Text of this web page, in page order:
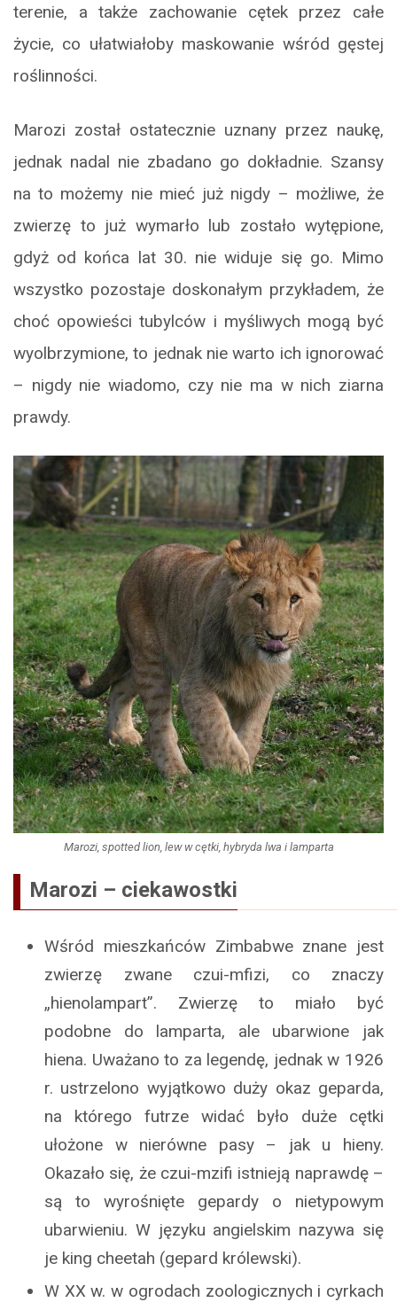
terenie, a także zachowanie cętek przez całe
życie, co ułatwiałoby maskowanie wśród gęstej
roślinności.
Marozi został ostatecznie uznany przez naukę,
jednak nadal nie zbadano go dokładnie. Szansy
na to możemy nie mieć już nigdy – możliwe, że
zwierzę to już wymarło lub zostało wytępione,
gdyż od końca lat 30. nie widuje się go. Mimo
wszystko pozostaje doskonałym przykładem, że
choć opowieści tubylców i myśliwych mogą być
wyolbrzymione, to jednak nie warto ich ignorować
– nigdy nie wiadomo, czy nie ma w nich ziarna
prawdy.
Marozi, spotted lion, lew w cętki, hybryda lwa i lamparta
Marozi – ciekawostki
Wśród mieszkańców Zimbabwe znane jest
zwierzę zwane czui-mfizi, co znaczy
„hienolampart”. Zwierzę to miało być
podobne do lamparta, ale ubarwione jak
hiena. Uważano to za legendę, jednak w 1926
r. ustrzelono wyjątkowo duży okaz geparda,
na którego futrze widać było duże cętki
ułożone w nierówne pasy – jak u hieny.
Okazało się, że czui-mzifi istnieją naprawdę –
są to wyrośnięte gepardy o nietypowym
ubarwieniu. W języku angielskim nazywa się
je king cheetah (gepard królewski).
W XX w. w ogrodach zoologicznych i cyrkach